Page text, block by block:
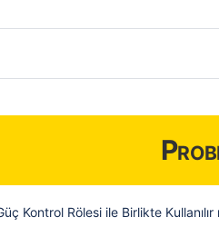
Kontrol Rölesi ile Birlikte Kullanılır